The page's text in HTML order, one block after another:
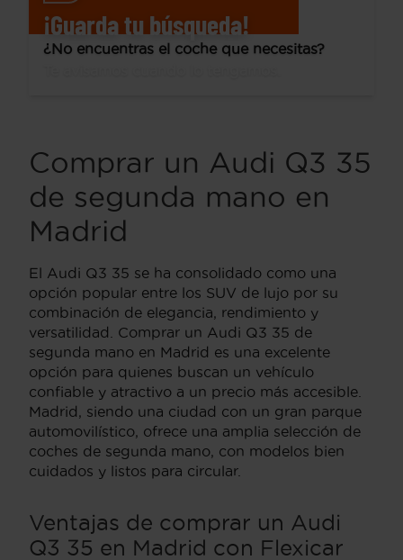
¡Guarda tu búsqueda!
¿No encuentras el coche que necesitas?
Comprar un Audi Q3 35
de segunda mano en
Madrid
El Audi Q3 35 se ha consolidado como una
opción popular entre los SUV de lujo por su
combinación de elegancia, rendimiento y
versatilidad. Comprar un Audi Q3 35 de
segunda mano en Madrid es una excelente
opción para quienes buscan un vehículo
confiable y atractivo a un precio más accesible.
Madrid, siendo una ciudad con un gran parque
automovilístico, ofrece una amplia selección de
coches de segunda mano, con modelos bien
cuidados y listos para circular.
Ventajas de comprar un Audi
Q3 35 en Madrid con Flexicar